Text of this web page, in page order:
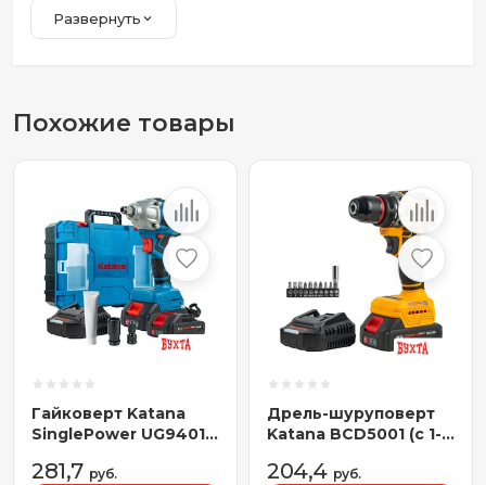
Развернуть
Похожие товары
Гайковерт Katana
SinglePower UG9401
281,7 руб.
Дрель-шуруповерт
Katana BCD5001 (с 1-
204,4 руб.